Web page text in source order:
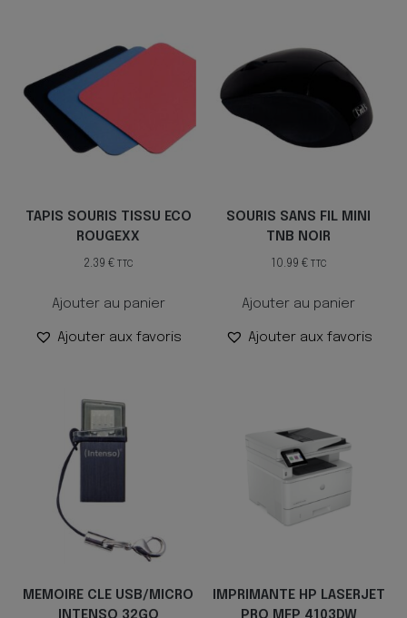
TAPIS SOURIS TISSU ECO
ROUGEXX
2.39 € TTC
Ajouter au panier
Ajouter aux favoris
SOURIS SANS FIL MINI
TNB NOIR
10.99 € TTC
Ajouter au panier
Ajouter aux favoris
MEMOIRE CLE USB/MICRO
INTENSO 32GO
IMPRIMANTE HP LASERJET
PRO MFP 4103DW